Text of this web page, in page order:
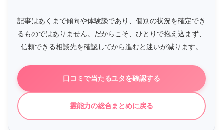
記事はあくまで傾向や体験談であり、個別の状況を確定でき
るものではありません。だからこそ、ひとりで抱え込まず、
信頼できる相談先を確認してから進むと迷いが減ります。
口コミで当たるユタを確認する
霊能力の総合まとめに戻る